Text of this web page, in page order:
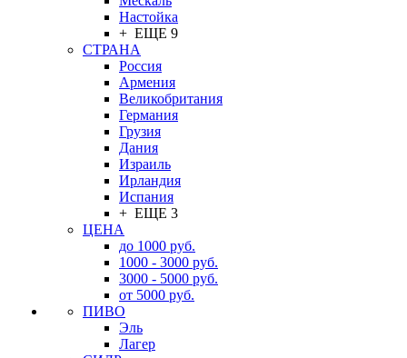
Настойка
+ ЕЩЕ 9
СТРАНА
Россия
Армения
Великобритания
Германия
Грузия
Дания
Израиль
Ирландия
Испания
+ ЕЩЕ 3
ЦЕНА
до 1000 руб.
1000 - 3000 руб.
3000 - 5000 руб.
от 5000 руб.
ПИВО
Эль
Лагер